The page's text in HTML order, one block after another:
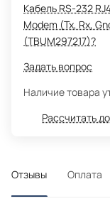
Кабель RS-232
Modem (Tx, Rx,
(TBUM297217)?
Задать вопрос
Наличие товара
Рассчитать
Отзывы Оплата